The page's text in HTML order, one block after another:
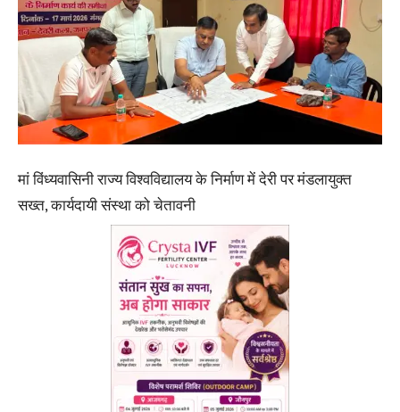
मां विंध्यवासिनी राज्य विश्वविद्यालय के निर्माण में देरी पर मंडलायुक्त
सख्त, कार्यदायी संस्था को चेतावनी